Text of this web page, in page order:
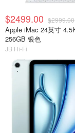
$2499.00 $2999.00
Apple iMac 24英寸 4.5K视网膜屏
256GB 银色
JB Hi-Fi